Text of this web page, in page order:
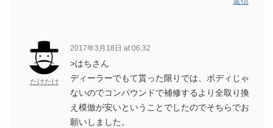
たけたけ
2017年3月18日 at 06:32
>はちさん
ディーラーでもて貰った限りでは、ボディじゃ
ないのでコンパウンドで補修するより全取り換
え模倣が安いということでしたのでそちらでお
願いしました。